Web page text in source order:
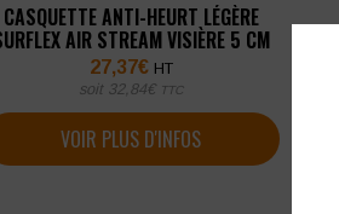
CASQUETTE ANTI-HEURT LÉGÈRE
AIR STREAM VISIÈRE 5 CM
27,37€ HT
soit 32,84€ TTC
VOIR PLUS D'INFOS